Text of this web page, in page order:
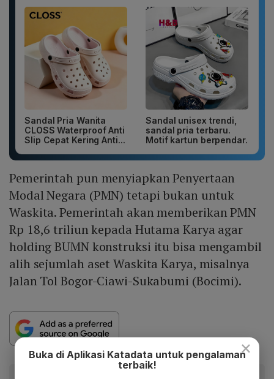
Sandal Pria Wanita
CLOSS Waterproof Anti
Slip Cepat Kering Anti...
Sandal unisex trendi,
sandal pria terbaru.
Motif kartun berpendar.
Pemerintah pun menyiapkan Penyertaan
Modal Negara (PMN) tetapi bukan untuk
Waskita. Pemerintah akan memberikan PMN
Rp 18,6 triliun kepada Hutama Karya agar
holding BUMN konstruksi itu bisa mengambil
alih sejumlah aset Waskita Karya, misalnya
Jalan Tol Bogor-Ciawi-Sukabumi (Bocimi).
×
Buka di Aplikasi Katadata untuk pengalaman
terbaik!